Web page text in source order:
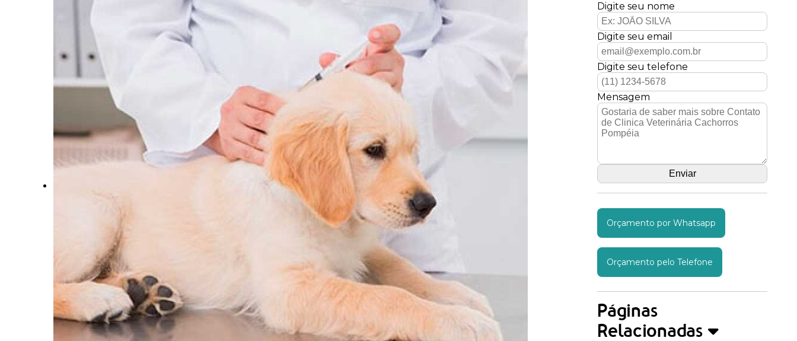
Digite seu nome
Digite seu email
Digite seu telefone
Mensagem
Orçamento por Whatsapp
Orçamento pelo Telefone
Páginas
Relacionadas